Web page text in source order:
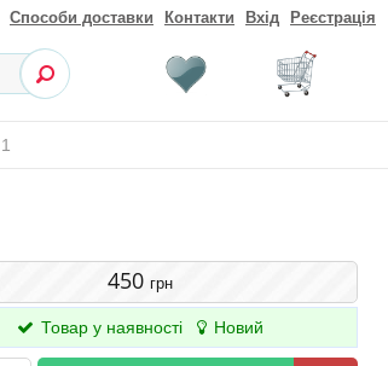
Способи доставки Контакти Вхід Реєстрація
450 грн
Товар у наявності Новий